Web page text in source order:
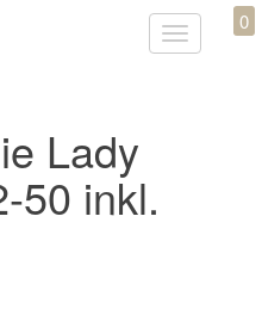
T
0
Lady
50 inkl.
€7,90